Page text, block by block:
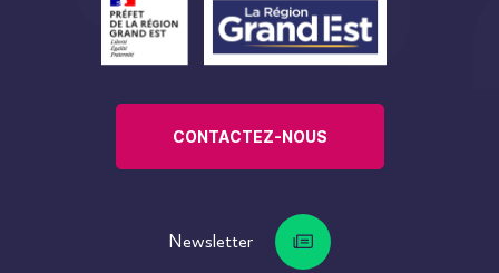
CONTACTEZ-NOUS
Newsletter